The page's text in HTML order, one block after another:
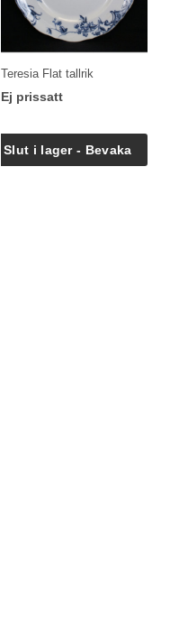
Teresia Flat tallrik
Ej prissatt